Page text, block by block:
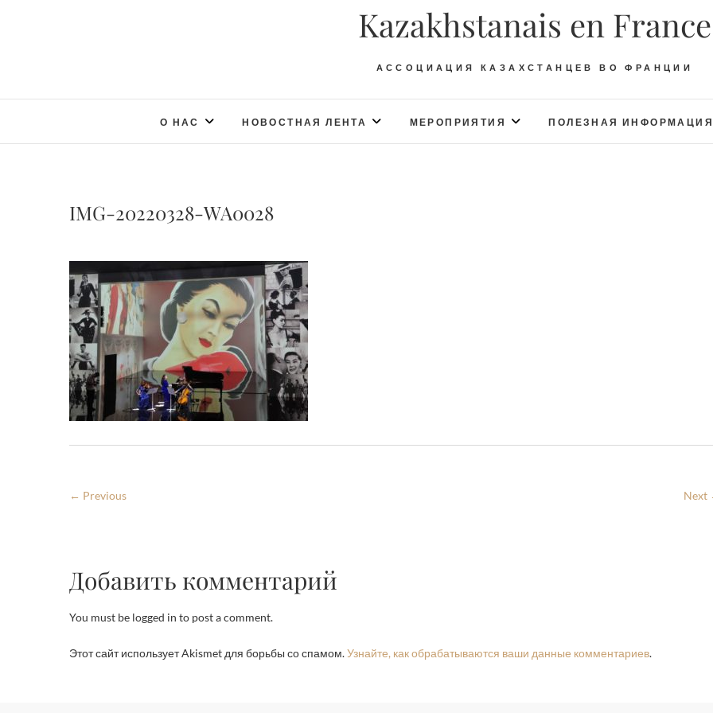
Kazakhstanais en France
АССОЦИАЦИЯ КАЗАХСТАНЦЕВ ВО ФРАНЦИИ
О НАС НОВОСТНАЯ ЛЕНТА МЕРОПРИЯТИЯ ПОЛЕЗНАЯ ИНФОРМАЦИЯ
IMG-20220328-WA0028
← Previous Next
Добавить комментарий
You must be logged in to post a comment.
Этот сайт использует Akismet для борьбы со спамом.Узнайте, как обрабатываются ваши данные комментариев.